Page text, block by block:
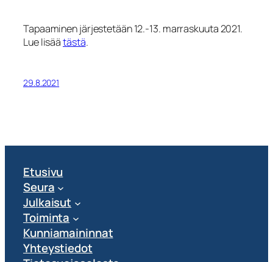
Tapaaminen järjestetään 12.-13. marraskuuta 2021.
Lue lisäätästä.
29.8.2021
Etusivu
Seura
Julkaisut
Toiminta
Kunniamaininnat
Yhteystiedot